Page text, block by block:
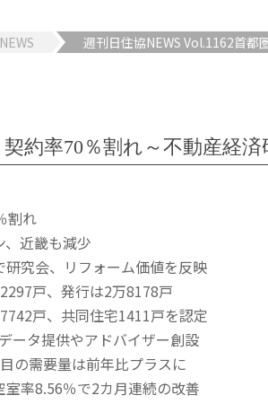
週刊日住協NEWS Vol.1162首都
約率70％割れ～不動産経
割れ
近畿も減少
究会、リフォーム価値を反映
戸、発行は2万8178戸
戸、共同住宅1411戸を認定
ータ提供やアドバイザー創設
の需要量は前年比プラスに
率8.56％で2カ月連続の改善